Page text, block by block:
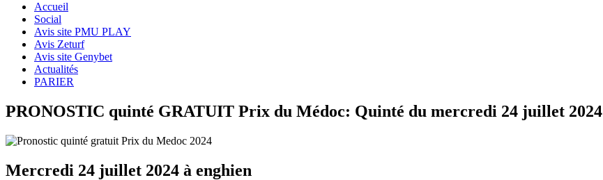
Accueil
Social
Avis site PMU PLAY
Avis Zeturf
Avis site Genybet
Actualités
PARIER
PRONOSTIC quinté GRATUIT Prix du Médoc: Quinté du mercredi 24 juillet 2024
Mercredi 24 juillet 2024 à enghien